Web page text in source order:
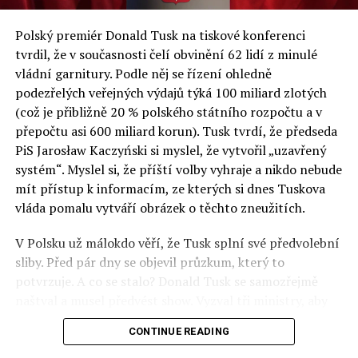
a východní Evropě.
Otázky spojené s vývojem umělé inteligence budou na
fóru AI zvláště diskutovanou oblastí. Fórum AI bude
zahrnovat vyhrazenou tematickou trať skládající se z
panelů, prezentací, workshopů a speciálních akcí.
Budou diskutovány klíčové otázky vlivu umělé
inteligence ve společnosti, ale i v sektoru veřejných a
komerčních služeb. Budou se diskutovat problémy a
výzvy, kterým bude muset trh čelit tváří v tvář zásadním
technologickým změnám. Účastníci fóra také zváží, do
technologií umělé inteligence v mnoha oblastech života
umožní Evropské unii obnovit konkurenceschopnost ve
vztahu ke globálním ekonomikám a nutnosti zajistit
Polský premiér Donald Tusk na tiskové konferenci
tvrdil, že v současnosti čelí obvinění 62 lidí z minulé
vládní garnitury. Podle něj se řízení ohledně
podezřelých veřejných výdajů týká 100 miliard zlotých
(což je přibližně 20 % polského státního rozpočtu a v
přepočtu asi 600 miliard korun). Tusk tvrdí, že předseda
PiS Jarosław Kaczyński si myslel, že vytvořil „uzavřený
systém“. Myslel si, že příští volby vyhraje a nikdo nebude
mít přístup k informacím, ze kterých si dnes Tuskova
vláda pomalu vytváří obrázek o těchto zneužitích.
V Polsku už málokdo věří, že Tusk splní své předvolební
sliby. Před pár dny se objevil průzkum, který to
potvrzuje. A co se stalo? Donald Tusk se samozřejmě
před kamerami podepsali dohodu o stíhání členů PiS, a
ti poslušně ono divadlo předvedli. Andrzej Domański
CONTINUE READING